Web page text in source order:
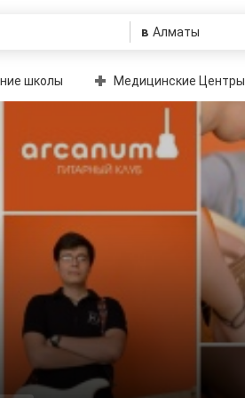
в
школы Медицинские Центры